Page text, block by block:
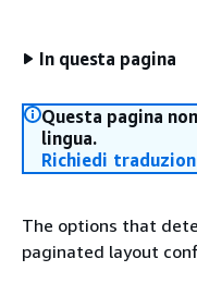
In questa pagina
Questa pagina
lingua.
Richiedi
The options that
paginated layout